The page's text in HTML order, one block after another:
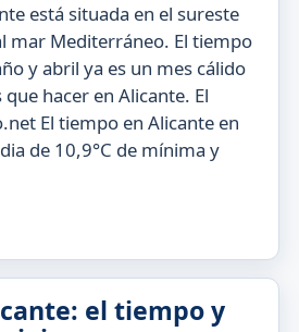
está situada en el sureste
mar Mediterráneo. El tiempo
y abril ya es un mes cálido
hacer en Alicante. El
El tiempo en Alicante en
de 10,9°C de mínima y
el tiempo y